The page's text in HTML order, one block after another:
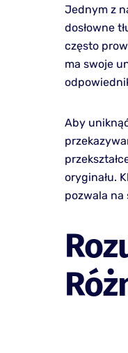
Jednym z
dosłowne
często
ma swoje
Aby
oryginału.
pozwala na